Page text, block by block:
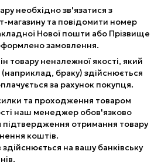
необхідно зв'язатися з
магазину та повідомити номер
Нової пошти або Прізвище
замовлення.
товару неналежної якості, який
(наприклад, браку) здійснюється
за рахунок покупця.
та проходження товаром
наш менеджер обов'язково
підтвердження отримання товару
коштів.
на вашу банківську